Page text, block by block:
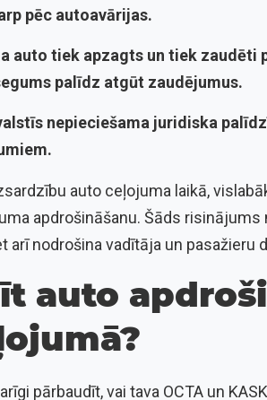
pēc autoavārijas.
auto tiek apzagts un tiek zaudēti
palīdz atgūt zaudējumus.
nepieciešama juridiska
auto ceļojuma laikā,
apdrošināšanu. Šāds
nodrošina vadītāja un pasažieru
auto
pārbaudīt, vai tava OCTA un